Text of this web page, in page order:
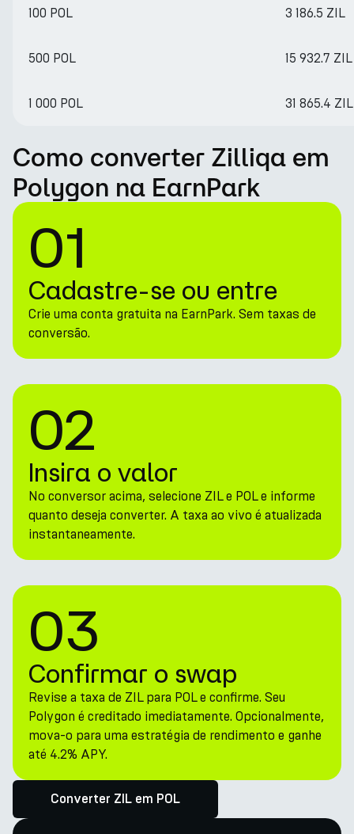
100 POL 3 186.5 ZIL
500 POL 15 932.7 ZIL
1 000 POL 31 865.4 ZIL
Como converter Zilliqa em
Polygon na EarnPark
01
Cadastre-se ou entre
Crie uma conta gratuita na EarnPark. Sem taxas de
conversão.
02
Insira o valor
No conversor acima, selecione ZIL e POL e informe
quanto deseja converter. A taxa ao vivo é atualizada
instantaneamente.
03
Confirmar o swap
Revise a taxa de ZIL para POL e confirme. Seu
Polygon é creditado imediatamente. Opcionalmente,
mova-o para uma estratégia de rendimento e ganhe
até 4.2% APY.
Converter ZIL em POL